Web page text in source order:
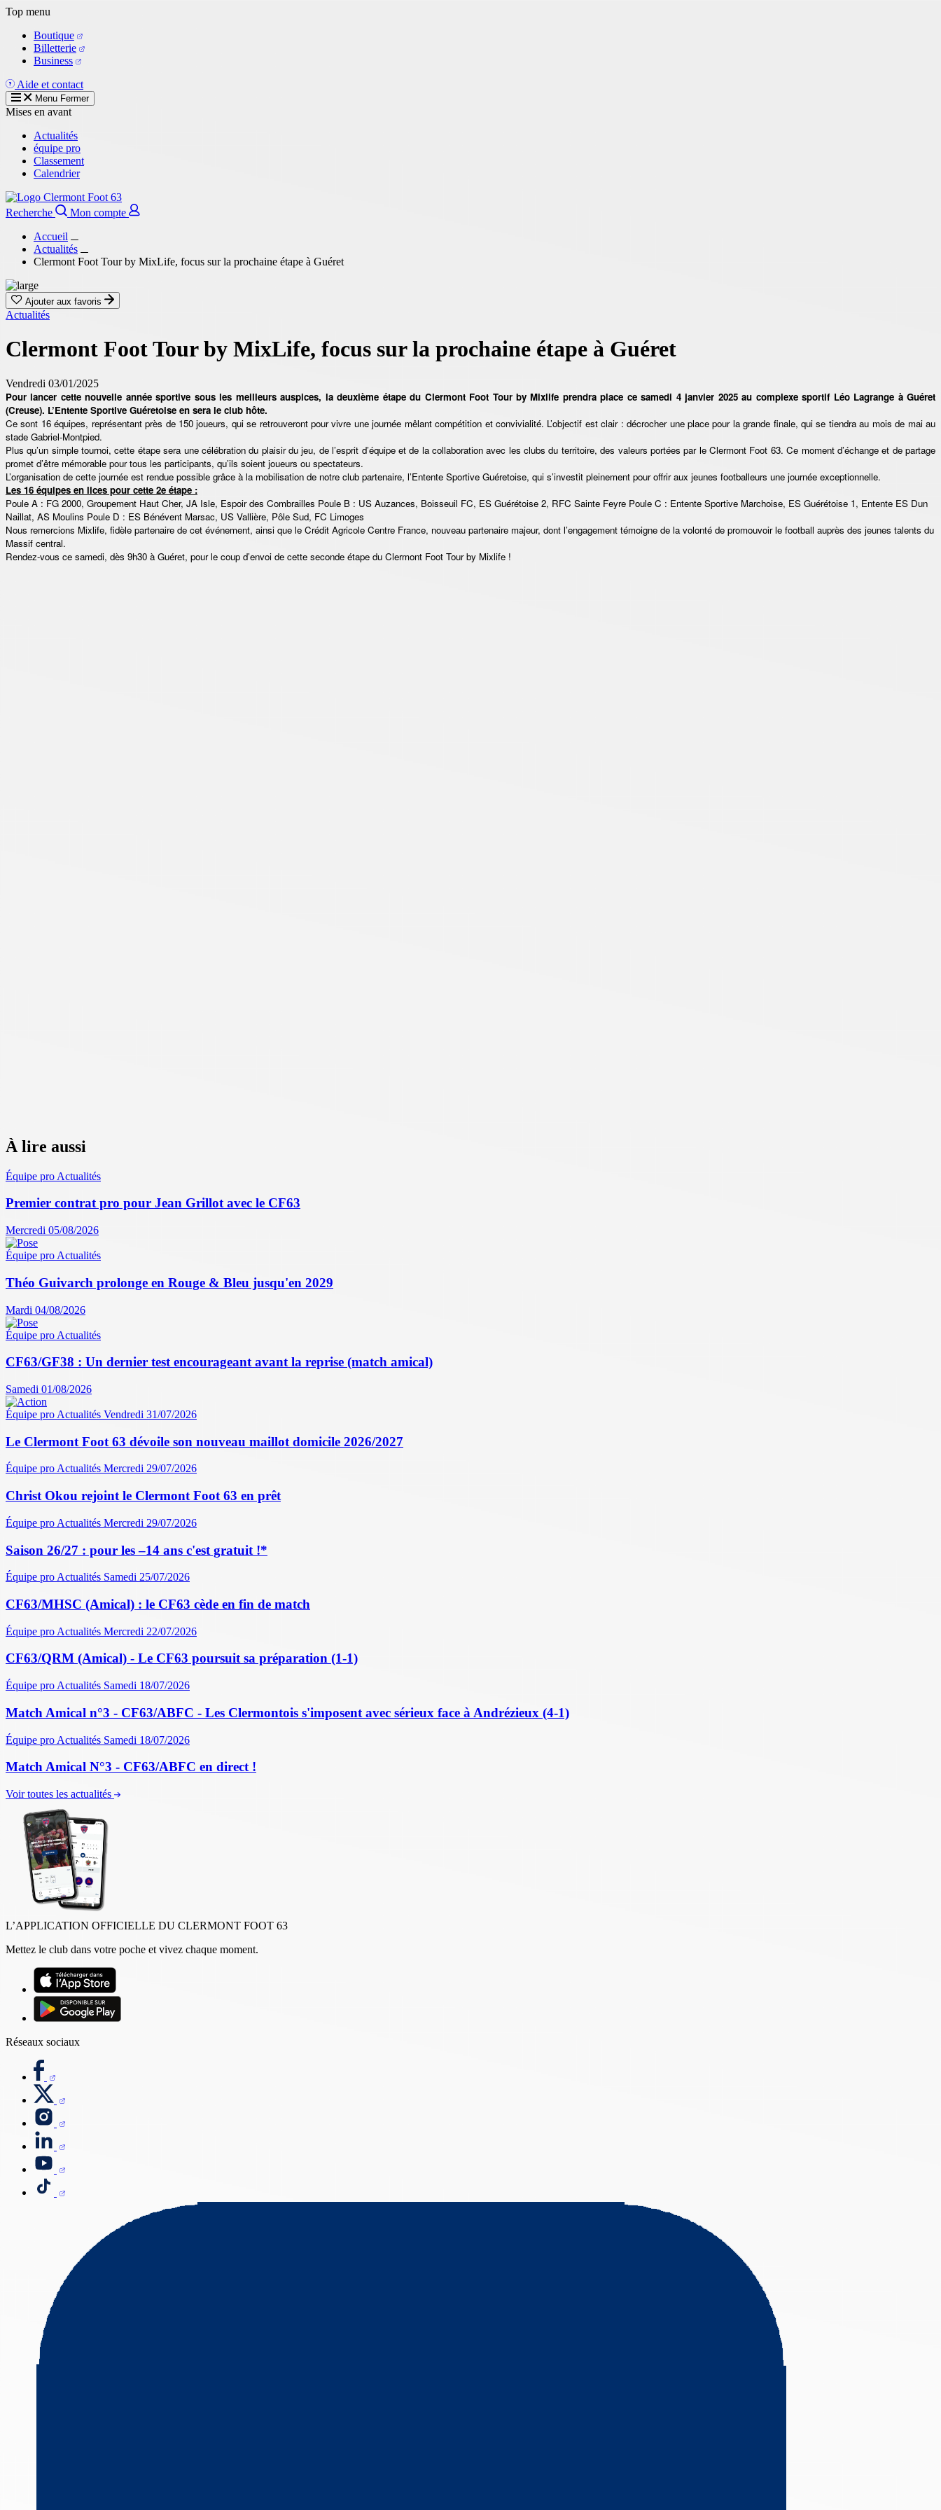
Aller
contenu
principal
Top menu
Boutique
Billetterie
Business
Aide et contact
Menu Fermer
Mises en avant
Actualités
équipe pro
Classement
Calendrier
Recherche
Mon compte
Accueil
Actualités
Clermont Foot Tour by MixLife, focus sur la prochaine étape à Guéret
Ajouter aux favoris
Actualités
Clermont Foot Tour by MixLife, focus sur la prochaine étape à Guéret
Vendredi 03/01/2025
Pour lancer cette nouvelle année sportive sous les meilleurs auspices, la deuxième étape du Clermont Foot Tour by Mixlife prendra place ce samedi 4 janvier 2025 au complexe sportif Léo Lagrange à Guéret
(Creuse). L’Entente Sportive Guéretoise en sera le club hôte.
Ce sont 16 équipes, représentant près de 150 joueurs, qui se retrouveront pour vivre une journée mêlant compétition et convivialité. L’objectif est clair : décrocher une place pour la grande finale, qui se tiendra au mois de mai au
stade Gabriel-Montpied.
Plus qu’un simple tournoi, cette étape sera une célébration du plaisir du jeu, de l’esprit d’équipe et de la collaboration avec les clubs du territoire, des valeurs portées par le Clermont Foot 63. Ce moment d’échange et de partage
promet d’être mémorable pour tous les participants, qu’ils soient joueurs ou spectateurs.
L’organisation de cette journée est rendue possible grâce à la mobilisation de notre club partenaire, l’Entente Sportive Guéretoise, qui s’investit pleinement pour offrir aux jeunes footballeurs une journée exceptionnelle.
Les 16 équipes en lices pour cette 2e étape :
Poule A : FG 2000, Groupement Haut Cher, JA Isle, Espoir des Combrailles Poule B : US Auzances, Boisseuil FC, ES Guérétoise 2, RFC Sainte Feyre Poule C : Entente Sportive Marchoise, ES Guérétoise 1, Entente ES Dun
Naillat, AS Moulins Poule D : ES Bénévent Marsac, US Vallière, Pôle Sud, FC Limoges
Nous remercions Mixlife, fidèle partenaire de cet événement, ainsi que le Crédit Agricole Centre France, nouveau partenaire majeur, dont l’engagement témoigne de la volonté de promouvoir le football auprès des jeunes talents du
Massif central.
Rendez-vous ce samedi, dès 9h30 à Guéret, pour le coup d’envoi de cette seconde étape du Clermont Foot Tour by Mixlife !
À lire aussi
Équipe pro Actualités
Premier contrat pro pour Jean Grillot avec le CF63
Mercredi 05/08/2026
Équipe pro Actualités
Théo Guivarch prolonge en Rouge & Bleu jusqu'en 2029
Mardi 04/08/2026
Équipe pro Actualités
CF63/GF38 : Un dernier test encourageant avant la reprise (match amical)
Samedi 01/08/2026
Équipe pro Actualités Vendredi 31/07/2026
Le Clermont Foot 63 dévoile son nouveau maillot domicile 2026/2027
Équipe proActualités Mercredi 29/07/2026
Christ Okou rejoint le Clermont Foot 63 en prêt
Équipe pro Actualités Mercredi 29/07/2026
Saison 26/27 : pour les –14 ans c'est gratuit !*
Équipe pro Actualités Samedi 25/07/2026
CF63/MHSC (Amical) : le CF63 cède en fin de match
Équipe pro Actualités Mercredi 22/07/2026
CF63/QRM (Amical) - Le CF63 poursuit sa préparation (1-1)
Équipe pro Actualités Samedi 18/07/2026
Match Amical n°3 - CF63/ABFC - Les Clermontois s'imposent avec sérieux face à Andrézieux (4-1)
Équipe pro Actualités Samedi 18/07/2026
Match Amical N°3 - CF63/ABFC en direct !
Voir toutes les actualités
L’APPLICATION OFFICIELLE DU CLERMONT FOOT 63
Mettez le club dans votre poche et vivez chaque moment.
Réseaux sociaux